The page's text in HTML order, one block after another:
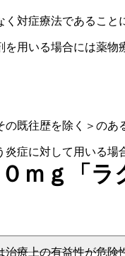
対症療法であること
用いる場合には薬物
既往歴を除く＞のあ
症に対して用いる
療上の有益性が危
ｍｇ「ラ